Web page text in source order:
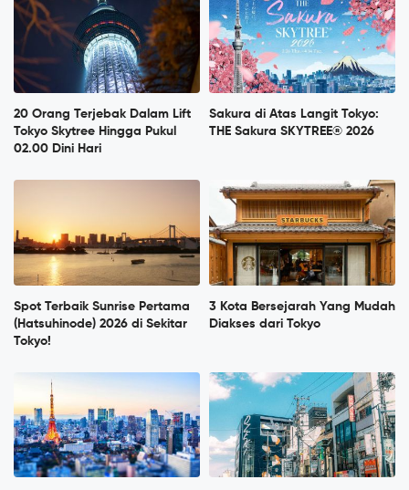
20 Orang Terjebak Dalam Lift
Tokyo Skytree Hingga Pukul
02.00 Dini Hari
Sakura di Atas Langit Tokyo:
THE Sakura SKYTREE® 2026
Spot Terbaik Sunrise Pertama
(Hatsuhinode) 2026 di Sekitar
Tokyo!
3 Kota Bersejarah Yang Mudah
Diakses dari Tokyo